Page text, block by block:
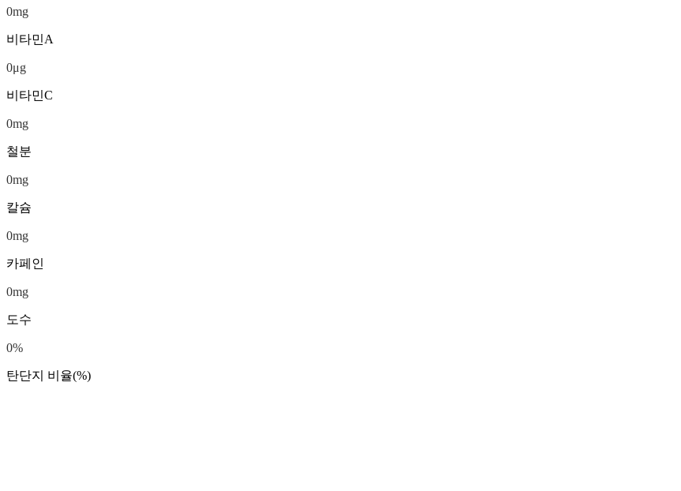
0mg
비타민A
0μg
비타민C
0mg
철분
0mg
칼슘
0mg
카페인
0mg
도수
0%
탄단지 비율(%)